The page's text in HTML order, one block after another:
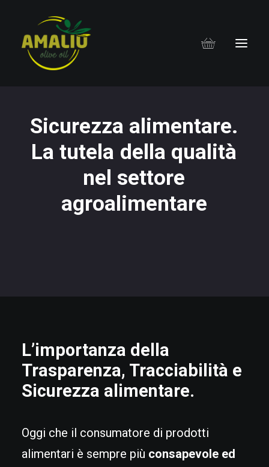
Sicurezza a imentare.
La tute a de a qua ità
nel settore
agroalimentare
L’importanza della
Trasparenza, Tracciabilità e
Sicurezza alimentare.
Oggi che il consumatore di prodotti
alimentari è sempre più consapevole ed